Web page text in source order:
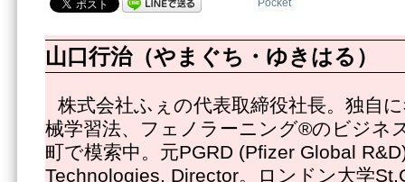
Pocket
山口行治（やまぐち・ゆきはる）
株式会社ふぇの代表取締役社長。独自
械学習法、フェノラーニング®のビジネ
町で模索中。元PGRD (Pfizer Global
Technologies, Director。ロンドン大学